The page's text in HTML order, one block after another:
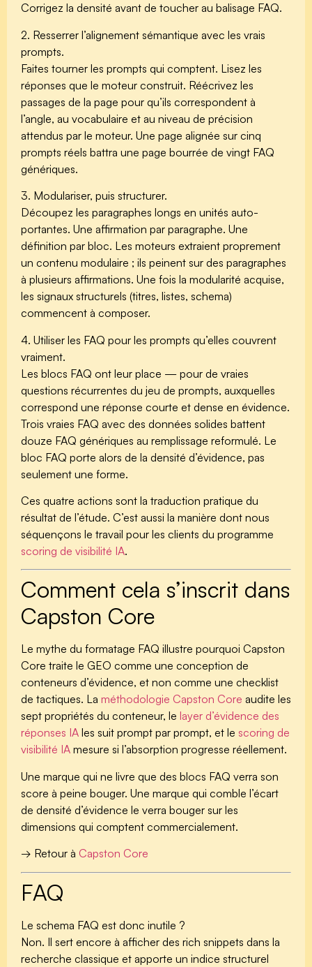
Corrigez la densité avant de toucher au balisage FAQ.
2. Resserrer l’alignement sémantique avec les vrais
prompts.
Faites tourner les prompts qui comptent. Lisez les
réponses que le moteur construit. Réécrivez les
passages de la page pour qu’ils correspondent à
l’angle, au vocabulaire et au niveau de précision
attendus par le moteur. Une page alignée sur cinq
prompts réels battra une page bourrée de vingt FAQ
génériques.
3. Modulariser, puis structurer.
Découpez les paragraphes longs en unités auto-
portantes. Une affirmation par paragraphe. Une
définition par bloc. Les moteurs extraient proprement
un contenu modulaire ; ils peinent sur des paragraphes
à plusieurs affirmations. Une fois la modularité acquise,
les signaux structurels (titres, listes, schema)
commencent à composer.
4. Utiliser les FAQ pour les prompts qu’elles couvrent
vraiment.
Les blocs FAQ ont leur place — pour de vraies
questions récurrentes du jeu de prompts, auxquelles
correspond une réponse courte et dense en évidence.
Trois vraies FAQ avec des données solides battent
douze FAQ génériques au remplissage reformulé. Le
bloc FAQ porte alors de la densité d’évidence, pas
seulement une forme.
Ces quatre actions sont la traduction pratique du
résultat de l’étude. C’est aussi la manière dont nous
séquençons le travail pour les clients du programme
scoring de visibilité IA.
Comment cela s’inscrit dans
Capston Core
Le mythe du formatage FAQ illustre pourquoi Capston
Core traite le GEO comme une conception de
conteneurs d’évidence, et non comme une checklist
de tactiques. La méthodologie Capston Core audite les
sept propriétés du conteneur, le layer d’évidence des
réponses IA les suit prompt par prompt, et le scoring de
visibilité IA mesure si l’absorption progresse réellement.
Une marque qui ne livre que des blocs FAQ verra son
score à peine bouger. Une marque qui comble l’écart
de densité d’évidence le verra bouger sur les
dimensions qui comptent commercialement.
→ Retour à Capston Core
FAQ
Le schema FAQ est donc inutile ?
Non. Il sert encore à afficher des rich snippets dans la
recherche classique et apporte un indice structurel